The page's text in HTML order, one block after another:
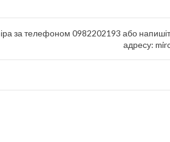
за телефоном 0982202193 або
адресу: